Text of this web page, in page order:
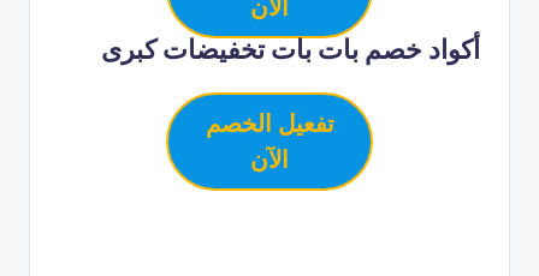
الآن
أكواد خصم بات بات تخفيضات كبرى
تفعيل الخصم
الآن